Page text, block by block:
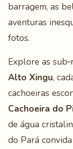
barragem, as
aventuras
fotos.
Explore as
Alto Xingu,
cachoeiras
Cachoeira do
de água
do Pará